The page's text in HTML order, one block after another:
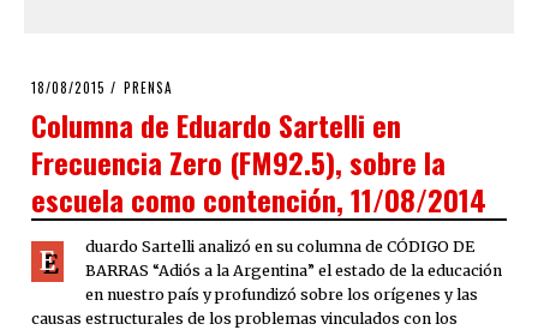
POSTED
18/08/2015 PRENSA
Columna de Eduardo Sartelli en
Frecuencia Zero (FM92.5), sobre la
escuela como contención, 11/08/2014
E
duardo Sartelli analizó en su columna de CÓDIGO DE
BARRAS “Adiós a la Argentina” el estado de la educación
en nuestro país y profundizó sobre los orígenes y las
causas estructurales de los problemas vinculados con los